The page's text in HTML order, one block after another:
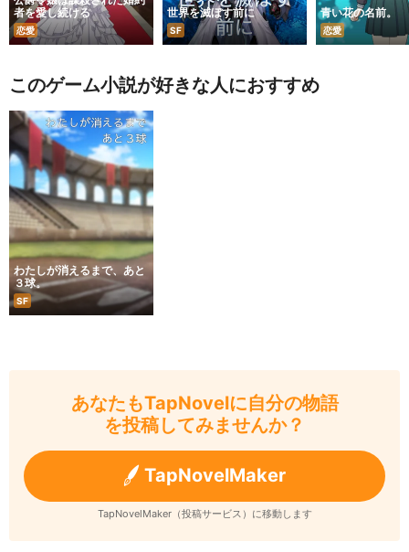
者を愛し続ける
恋愛
世界を滅ぼす前に
SF
青い花の名前。
恋愛
このゲーム小説が好きな人におすすめ
わたしが消えるまで、あと
３球。
SF
あなたもTapNovelに自分の物語
を投稿してみませんか？
TapNovelMaker
TapNovelMaker（投稿サービス）に移動します